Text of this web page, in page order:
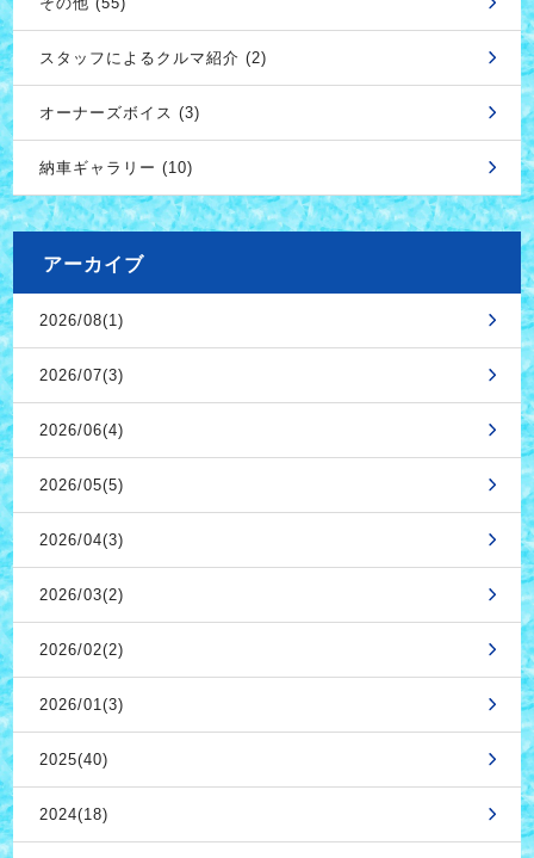
スタッフによるクルマ紹介 (2)
オーナーズボイス (3)
納車ギャラリー (10)
アーカイブ
2026/08(1)
2026/07(3)
2026/06(4)
2026/05(5)
2026/04(3)
2026/03(2)
2026/02(2)
2026/01(3)
2025(40)
2024(18)